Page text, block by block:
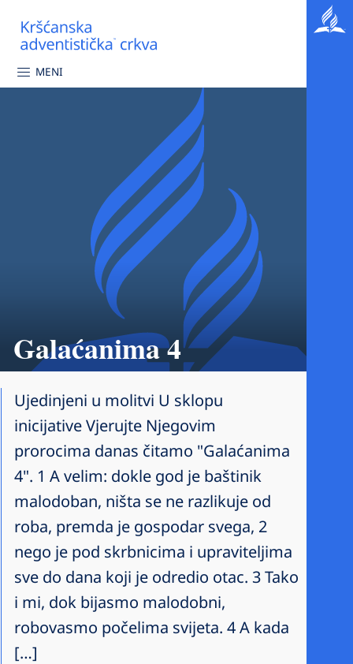
MENI
Galaćanima 4
Ujedinjeni u molitvi U sklopu
inicijative Vjerujte Njegovim
prorocima danas čitamo "Galaćanima
4". 1 A velim: dokle god je baštinik
malodoban, ništa se ne razlikuje od
roba, premda je gospodar svega, 2
nego je pod skrbnicima i upraviteljima
sve do dana koji je odredio otac. 3 Tako
i mi, dok bijasmo malodobni,
robovasmo počelima svijeta. 4 A kada
[…]